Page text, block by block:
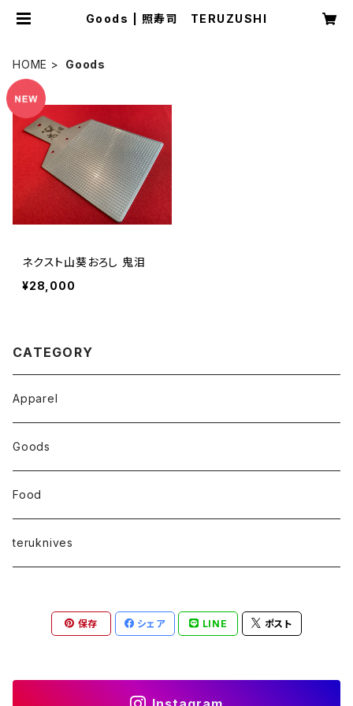
Goods | 照寿司 TERUZUSHI
HOME Goods
ネクスト山葵おろし 鬼泪
¥28,000
CATEGORY
Apparel
Goods
Food
teruknives
保存 シェア LINE ポスト